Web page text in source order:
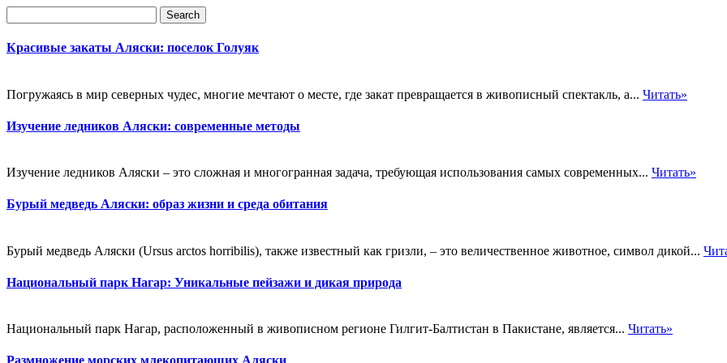
Красивые закаты Аляски: поселок Голуяк
Погружаясь в мир северных чудес, многие мечтают о месте, где закат превращается в живописный спектакль, а... Читать»
Изучение ледников Аляски: современные методы
Изучение ледников Аляски – это сложная и многогранная задача, требующая использования самых современных... Читать»
Бурый медведь Аляски: образ жизни и среда обитания
Бурый медведь Аляски (Ursus arctos horribilis), также известный как гризли, – это величественное животное, символ дикой...
Национальный парк Нагар: Уникальные пейзажи и дикая природа
Национальный парк Нагар, расположенный в живописном регионе Гилгит-Балтистан в Пакистане, является... Читать»